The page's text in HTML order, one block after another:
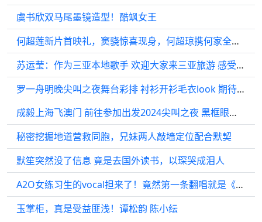
虞书欣双马尾墨镜造型！酷飒女王
何超莲新片首映礼，窦骁惊喜现身，何超琼携何家全员到场支持
苏运莹：作为三亚本地歌手 欢迎大家来三亚旅游 感受阳光沙滩
罗一舟明晚尖叫之夜舞台彩排 衬衫开衫毛衣look 期待直播！
成毅上海飞澳门 前往参加出发2024尖叫之夜 黑框眼镜+米色套装好帅！期待明天
秘密挖掘地道营救同胞，兄妹两人敲墙定位配合默契
默笙突然没了信息 竟是去国外读书，以琛哭成泪人
A2O女练习生的vocal担来了！竟然第一条翻唱就是《MELODY》！
玉掌柜，真是受益匪浅！谭松韵 陈小纭